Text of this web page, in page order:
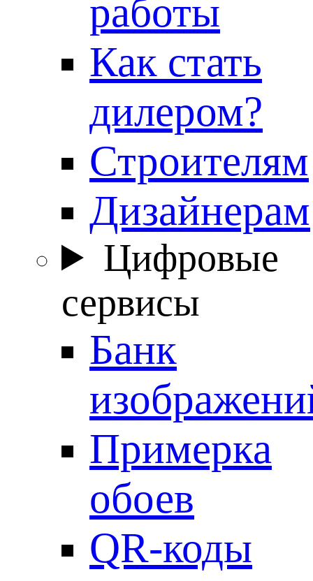
работы
Как стать
дилером?
Строителям
Дизайнерам
Цифровые
сервисы
Банк
Примерка
обоев
QR-коды